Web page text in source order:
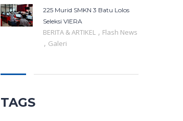
225 Murid SMKN 3 Batu Lolos
Seleksi VIERA
BERITA & ARTIKEL , Flash News
, Galeri
TAGS